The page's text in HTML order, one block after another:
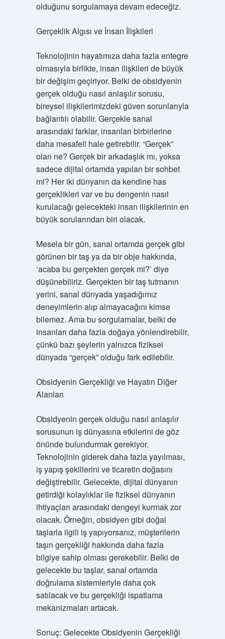
olduğunu sorgulamaya devam edeceğiz.
Gerçeklik Algısı ve İnsan İlişkileri
Teknolojinin hayatımıza daha fazla entegre
olmasıyla birlikte, insan ilişkileri de büyük
bir değişim geçiriyor. Belki de obsidyenin
gerçek olduğu nasıl anlaşılır sorusu,
bireysel ilişkilerimizdeki güven sorunlarıyla
bağlantılı olabilir. Gerçekle sanal
arasındaki farklar, insanları birbirlerine
daha mesafeli hale getirebilir. “Gerçek”
olan ne? Gerçek bir arkadaşlık mı, yoksa
sadece dijital ortamda yapılan bir sohbet
mi? Her iki dünyanın da kendine has
gerçeklikleri var ve bu dengenin nasıl
kurulacağı gelecekteki insan ilişkilerinin en
büyük sorularından biri olacak.
Mesela bir gün, sanal ortamda gerçek gibi
görünen bir taş ya da bir obje hakkında,
‘acaba bu gerçekten gerçek mi?’ diye
düşünebiliriz. Gerçekten bir taş tutmanın
yerini, sanal dünyada yaşadığımız
deneyimlerin alıp almayacağını kimse
bilemez. Ama bu sorgulamalar, belki de
insanları daha fazla doğaya yönlendirebilir,
çünkü bazı şeylerin yalnızca fiziksel
dünyada “gerçek” olduğu fark edilebilir.
Obsidyenin Gerçekliği ve Hayatın Diğer
Alanları
Obsidyenin gerçek olduğu nasıl anlaşılır
sorusunun iş dünyasına etkilerini de göz
önünde bulundurmak gerekiyor.
Teknolojinin giderek daha fazla yayılması,
iş yapış şekillerini ve ticaretin doğasını
değiştirebilir. Gelecekte, dijital dünyanın
getirdiği kolaylıklar ile fiziksel dünyanın
ihtiyaçları arasındaki dengeyi kurmak zor
olacak. Örneğin, obsidyen gibi doğal
taşlarla ilgili iş yapıyorsanız, müşterilerin
taşın gerçekliği hakkında daha fazla
bilgiye sahip olması gerekebilir. Belki de
gelecekte bu taşlar, sanal ortamda
doğrulama sistemleriyle daha çok
satılacak ve bu gerçekliği ispatlama
mekanizmaları artacak.
Sonuç: Gelecekte Obsidyenin Gerçekliği